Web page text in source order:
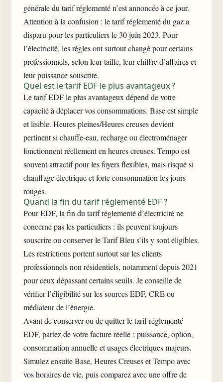
générale du tarif réglementé n’est annoncée à ce jour.
Attention à la confusion : le tarif réglementé du gaz a
disparu pour les particuliers le 30 juin 2023. Pour
l’électricité, les règles ont surtout changé pour certains
professionnels, selon leur taille, leur chiffre d’affaires et
leur puissance souscrite.
Quel est le tarif EDF le plus avantageux ?
Le tarif EDF le plus avantageux dépend de votre
capacité à déplacer vos consommations. Base est simple
et lisible. Heures pleines/Heures creuses devient
pertinent si chauffe-eau, recharge ou électroménager
fonctionnent réellement en heures creuses. Tempo est
souvent attractif pour les foyers flexibles, mais risqué si
chauffage électrique et forte consommation les jours
rouges.
Quand la fin du tarif réglementé EDF ?
Pour EDF, la fin du tarif réglementé d’électricité ne
concerne pas les particuliers : ils peuvent toujours
souscrire ou conserver le Tarif Bleu s’ils y sont éligibles.
Les restrictions portent surtout sur les clients
professionnels non résidentiels, notamment depuis 2021
pour ceux dépassant certains seuils. Je conseille de
vérifier l’éligibilité sur les sources EDF, CRE ou
médiateur de l’énergie.
Avant de conserver ou de quitter le tarif réglementé
EDF, partez de votre facture réelle : puissance, option,
consommation annuelle et usages électriques majeurs.
Simulez ensuite Base, Heures Creuses et Tempo avec
vos horaires de vie, puis comparez avec une offre de